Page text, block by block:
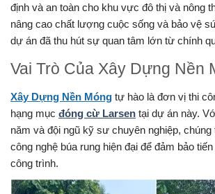
định và an toàn cho khu vực đô thị và nông
nâng cao chất lượng cuộc sống và bảo vệ
dự án đã thu hút sự quan tâm lớn từ chính
Vai Trò Của Xây Dựng Nền
Xây Dựng Nền Móng tự hào là đơn vị thi
hạng mục đóng cừ Larsen tại dự án này.
năm và đội ngũ kỹ sư chuyên nghiệp, chúng
công nghệ búa rung hiện đại để đảm bảo
công trình.